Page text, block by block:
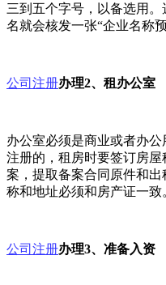
三到五个字号，以备选用
名就会核发一张“企业名称
公司注册办理2、租办公室
办公室必须是商业或者办
注册的，租房时要签订房
案，提取备案合同原件和
称和地址必须和房产证一致
公司注册办理3、准备入资